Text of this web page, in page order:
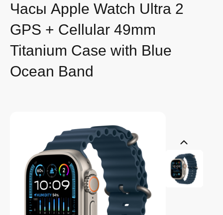
Часы Apple Watch Ultra 2
GPS + Cellular 49mm
Titanium Case with Blue
Ocean Band